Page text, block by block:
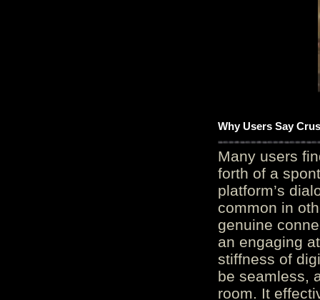
Why Users Say
Many users
forth of a
platform’s
common in
genuine
an engaging
stiffness of
be seamless,
room. It